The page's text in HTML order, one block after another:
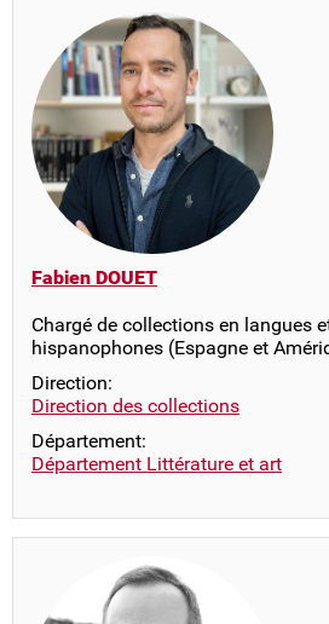
Fabien DOUET
Chargé de collections en langues
hispanophones (Espagne et
Direction:
Direction des collections
Département:
Département Littérature et art